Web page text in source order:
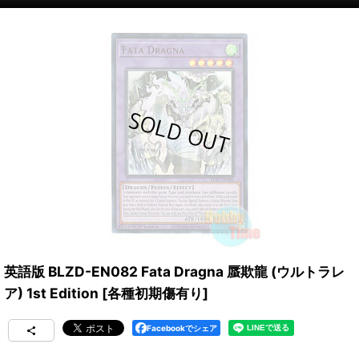
英語版 BLZD-EN082 Fata Dragna 蜃欺龍 (ウルトラレ
ア) 1st Edition [各種初期傷有り]
Facebookでシェア